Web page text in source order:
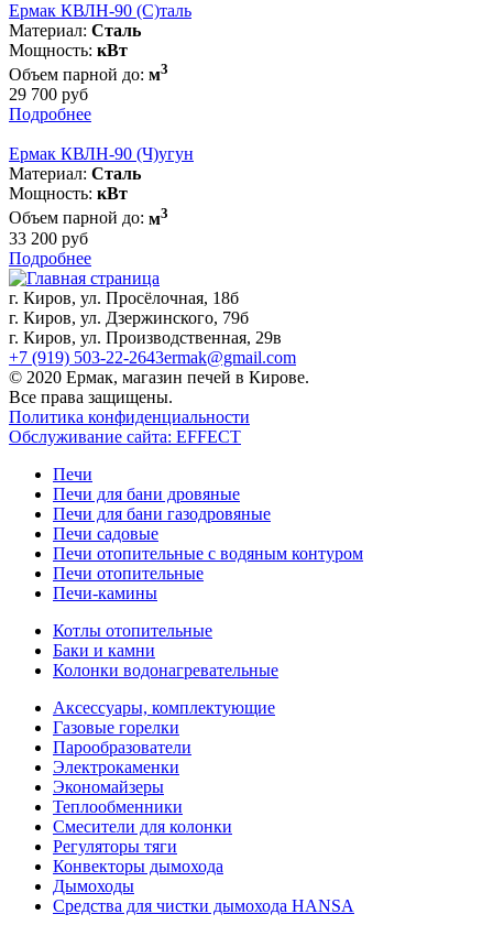
Ермак КВЛН-90 (С)таль
Материал: Сталь
Мощность: кВт
Объем парной до: м3
29 700 руб
Подробнее
Ермак КВЛН-90 (Ч)угун
Материал: Сталь
Мощность: кВт
Объем парной до: м3
33 200 руб
Подробнее
г. Киров, ул. Просёлочная, 18б
г. Киров, ул. Дзержинского, 79б
г. Киров, ул. Производственная, 29в
+7 (919) 503-22-2643ermak@gmail.com
© 2020 Ермак, магазин печей в Кирове.
Все права защищены.
Политика конфиденциальности
Обслуживание сайта: EFFECT
Печи
Печи для бани дровяные
Печи для бани газодровяные
Печи садовые
Печи отопительные c водяным контуром
Печи отопительные
Печи-камины
Котлы отопительные
Баки и камни
Колонки водонагревательные
Аксессуары, комплектующие
Газовые горелки
Парообразователи
Электрокаменки
Экономайзеры
Теплообменники
Смесители для колонки
Регуляторы тяги
Конвекторы дымохода
Дымоходы
Средства для чистки дымохода HANSA